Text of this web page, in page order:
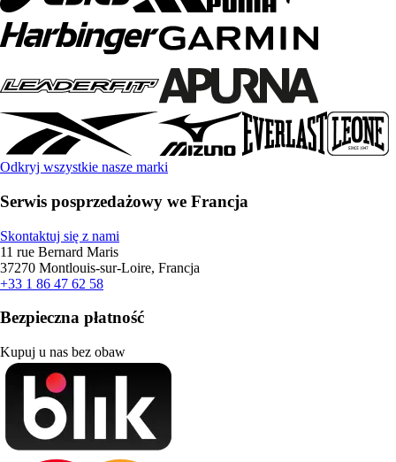
Odkryj wszystkie nasze marki
Serwis posprzedażowy we Francja
Skontaktuj się z nami
11 rue Bernard Maris
37270 Montlouis-sur-Loire, Francja
+33 1 86 47 62 58
Bezpieczna płatność
Kupuj u nas bez obaw